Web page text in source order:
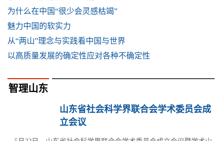
为什么在中国“很少会灵感枯竭”
魅力中国的软实力
从“两山”理念与实践看中国与世界
以高质量发展的确定性应对各种不确定性
智理山东
山东省社会科学界联合会学术委员会成
立会议